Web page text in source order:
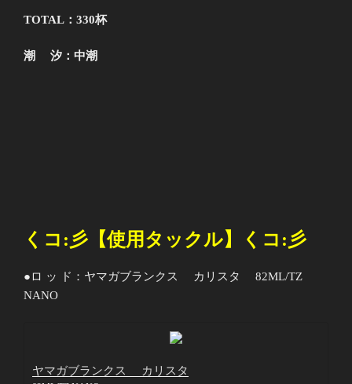
TOTAL：330杯
潮 汐：中潮
くコ : 彡【使用タックル】くコ : 彡
●ロ ッ ド：ヤマガブランクス カリスタ 82ML/TZ
NANO
ヤマガブランクス カリスタ